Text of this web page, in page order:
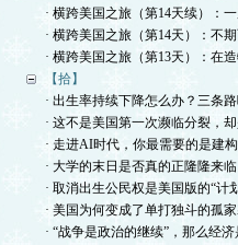
· 横跨美国之旅（第14天续）：
· 横跨美国之旅（第14天）：不
· 横跨美国之旅（第13天）：在
【拾】
· 出生率持续下降怎么办？三条
· 这不是美国第一次濒临分裂，
· 走进AI时代，你最需要的是建
· 大学的末日是否真的正隆隆来临
· 取消出生公民权是美国版的“计划
· 美国为何变成了单打独斗的孤
· “战争是政治的继续”，那么经济